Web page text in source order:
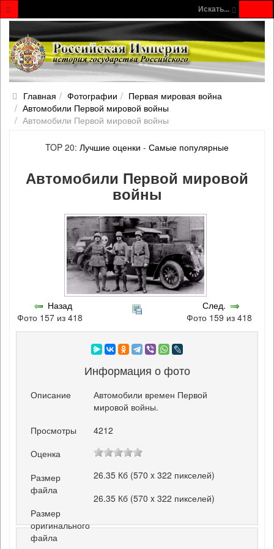
Искать...
Главная Фотографии
Первая мировая война
Автомобили Первой мировой войны
Автомобили Первой мировой войны
TOP 20: Лучшие оценки - Самые популярные
Автомобили Первой мировой
войны
Назад
Фото 157 из 418
След.
Фото 159 из 418
Информация о фото
Описание
Автомобили времен Первой
мировой войны.
Просмотры
4212
Оценка
Размер
файла
26.35 Кб (570 x 322 пикселей)
Размер
оригинального
файла
26.35 Кб (570 x 322 пикселей)